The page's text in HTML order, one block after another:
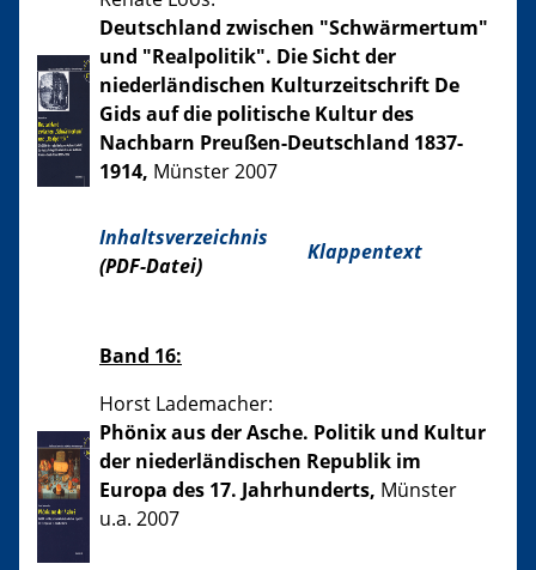
Deutschland zwischen "Schwärmertum"
und "Realpolitik". Die Sicht der
niederländischen Kulturzeitschrift De
Gids auf die politische Kultur des
Nachbarn Preußen-Deutschland 1837-
1914, Münster 2007
Inhaltsverzeichnis
(PDF-Datei)
Klappentext
Band 16:
Horst Lademacher:
Phönix aus der Asche. Politik und Kultur
der niederländischen Republik im
Europa des 17. Jahrhunderts, Münster
u.a. 2007